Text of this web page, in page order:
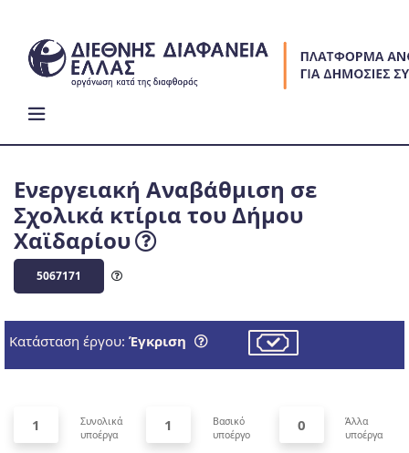
content
Eνεργειακή Αναβάθμιση σε
Σχολικά κτίρια του Δήμου
Χαϊδαρίου
5067171
Κατάσταση έργου: Έγκριση
1
Συνολικά
υποέργα
1
Βασικό
υποέργο
0
Άλλα
υποέργα